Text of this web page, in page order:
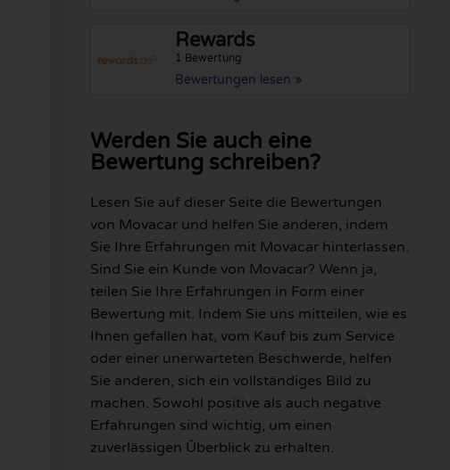
Rewards
1 Bewertung
Bewertungen lesen »
Werden Sie auch eine
Bewertung schreiben?
Lesen Sie auf dieser Seite die Bewertungen
von Movacar und helfen Sie anderen, indem
Sie Ihre Erfahrungen mit Movacar hinterlassen.
Sind Sie ein Kunde von Movacar? Wenn ja,
teilen Sie Ihre Erfahrungen in Form einer
Bewertung mit. Indem Sie uns mitteilen, wie es
Ihnen gefallen hat, vom Kauf bis zum Service
oder einer unerwarteten Beschwerde, helfen
Sie anderen, sich ein vollständiges Bild zu
machen. Sowohl positive als auch negative
Erfahrungen sind wichtig, um einen
zuverlässigen Überblick zu erhalten.